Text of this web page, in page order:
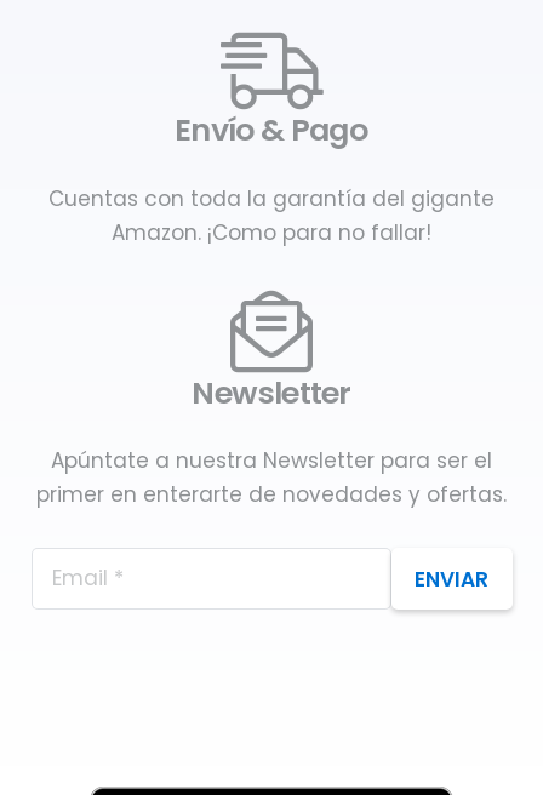
Envío & Pago
Cuentas con toda la garantía del gigante
Amazon. ¡Como para no fallar!
Newsletter
Apúntate a nuestra Newsletter para ser el
primer en enterarte de novedades y ofertas.
ENVIAR